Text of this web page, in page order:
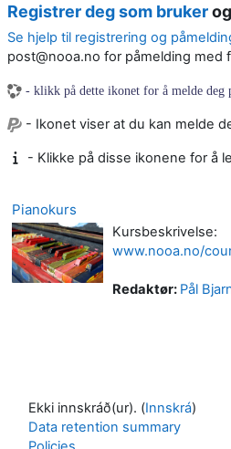
Registrer deg som bruker
Se hjelp til registrering og
post@nooa.no for påmelding med
- klikk på dette ikonet for å melde deg
- Ikonet viser at du kan melde
- Klikke på disse ikonene for å
Pianokurs
Kursbeskrivelse:
www.nooa.no/
Redaktør: Pål
Ekki innskráð(ur). (Innskrá)
Data retention summary